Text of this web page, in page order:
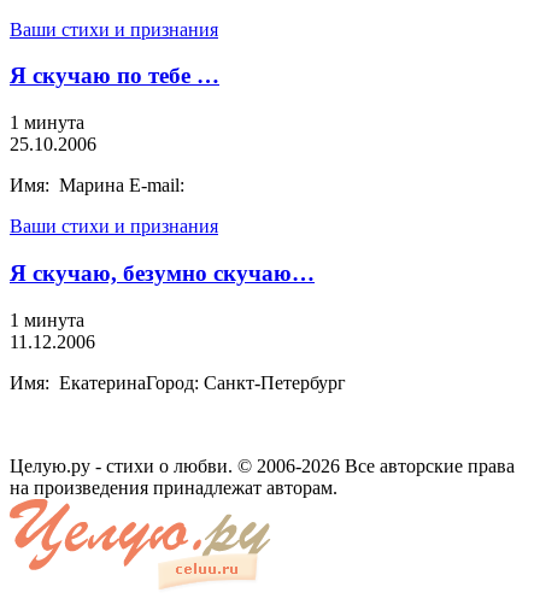
Ваши стихи и признания
Я скучаю по тебе …
1 минута
25.10.2006
Имя: Марина E-mail:
Ваши стихи и признания
Я скучаю, безумно скучаю…
1 минута
11.12.2006
Имя: ЕкатеринаГород: Санкт-Петербург
Целую.ру - стихи о любви. © 2006-2026 Все авторские права
на произведения принадлежат авторам.